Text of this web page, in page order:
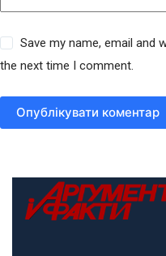
Save my name, email and
the next time I comment.
Опублікувати коментар